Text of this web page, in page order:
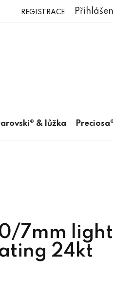
REGISTRACE
& lůžka
7mm light
24kt